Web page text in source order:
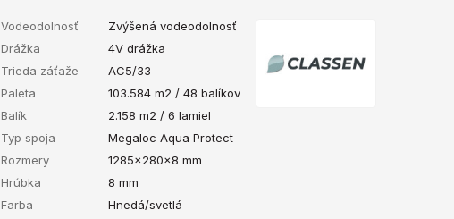
Vodeodolnosť
Zvýšená vodeodolnosť
Drážka
4V drážka
Trieda záťaže
AC5/33
Paleta
103.584 m2 / 48 balíkov
Balík
2.158 m2 / 6 lamiel
Typ spoja
Megaloc Aqua Protect
Rozmery
1285x280x8 mm
Hrúbka
8 mm
Farba
Hnedá/svetlá